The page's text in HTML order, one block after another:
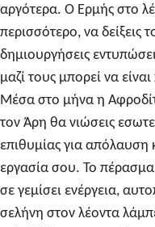
αργότερα. Ο Ερμής στο
περισσότερο, να δείξεις
δημιουργήσεις
μαζί τους μπορεί να
Μέσα στο μήνα η
τον Άρη θα νιώσεις
επιθυμίας για απόλαυση
εργασία σου. Το
σε γεμίσει ενέργεια,
σελήνη στον λέοντα